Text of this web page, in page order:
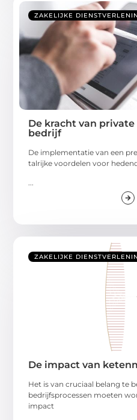
ZAKELIJKE
De kracht van
bedrijf
De implementatie van een
talrijke voordelen voor
...
ZAKELIJKE
De impact van
Het is van cruciaal belang te
bedrijfsprocessen moeten
impact